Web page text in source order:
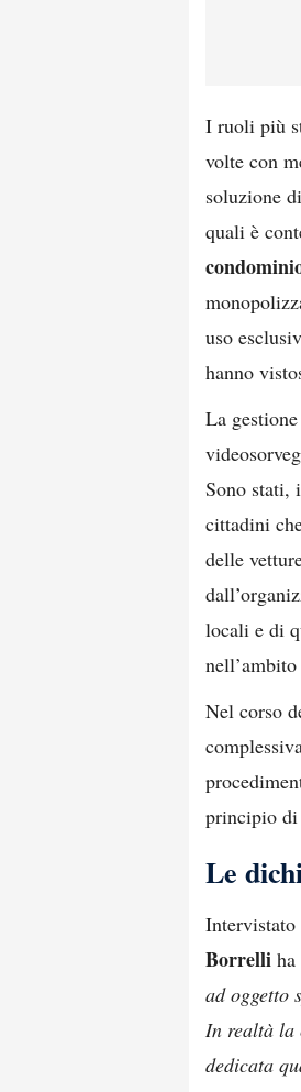
I ruoli più
volte con
soluzione
quali è
uso
hanno
La
Sono stati,
cittadini
delle
locali e di
Nel corso
principio di
Le
Borrelli
ad oggetto
In realtà la
dedicata